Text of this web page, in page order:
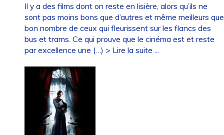
Il y a des films dont on reste en lisière, alors qu’ils ne
sont pas moins bons que d’autres et même meilleurs que
bon nombre de ceux qui fleurissent sur les flancs des
bus et trams. Ce qui prouve que le cinéma est et reste
par excellence une (…) > Lire la suite ...